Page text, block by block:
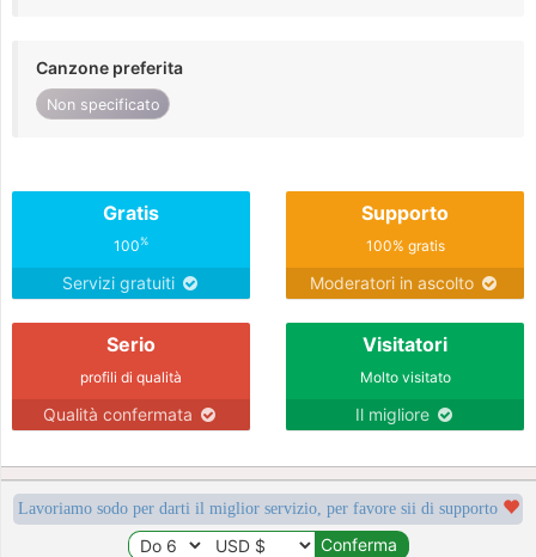
Canzone preferita
Non specificato
Gratis
100%
Servizi gratuiti
Supporto
100% gratis
Moderatori in ascolto
Serio
profili di qualità
Qualità confermata
Visitatori
Molto visitato
Il migliore
Lavoriamo sodo per darti il miglior servizio, per favore sii di supporto